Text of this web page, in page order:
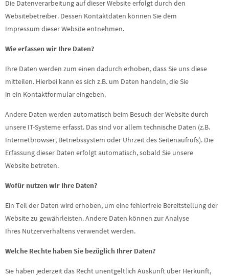
Die Datenverarbeitung auf dieser Website erfolgt durch den
Websitebetreiber. Dessen Kontaktdaten können Sie dem
Impressum dieser Website entnehmen.
Wie erfassen wir Ihre Daten?
Ihre Daten werden zum einen dadurch erhoben, dass Sie uns diese
mitteilen. Hierbei kann es sich z.B. um Daten handeln, die Sie
in ein Kontaktformular eingeben.
Andere Daten werden automatisch beim Besuch der Website durch
unsere IT-Systeme erfasst. Das sind vor allem technische Daten (z.B.
Internetbrowser, Betriebssystem oder Uhrzeit des Seitenaufrufs). Die
Erfassung dieser Daten erfolgt automatisch, sobald Sie unsere
Website betreten.
Wofür nutzen wir Ihre Daten?
Ein Teil der Daten wird erhoben, um eine fehlerfreie Bereitstellung der
Website zu gewährleisten. Andere Daten können zur Analyse
Ihres Nutzerverhaltens verwendet werden.
Welche Rechte haben Sie bezüglich Ihrer Daten?
Sie haben jederzeit das Recht unentgeltlich Auskunft über Herkunft,